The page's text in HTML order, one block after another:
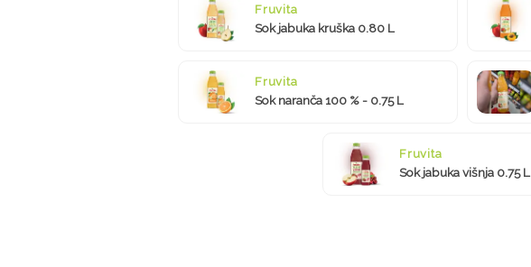
Fruvita
Sok jabuka kruška 0.80 L
Fruvita
Sok naranča 100 % - 0.75 L
Fruvita
Sok jabuka višnja 0.75 L